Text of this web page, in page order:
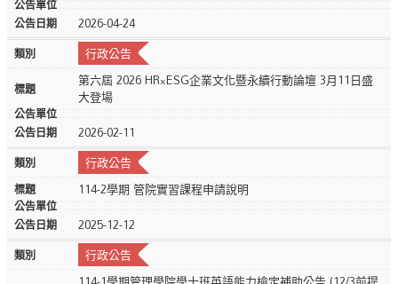
2026-04-24
行政公告
第六屆 2026 HR×ESG企業文化暨永續行動論壇 3月11日盛
大登場
2026-02-11
行政公告
114-2學期 管院實習課程申請說明
2025-12-12
行政公告